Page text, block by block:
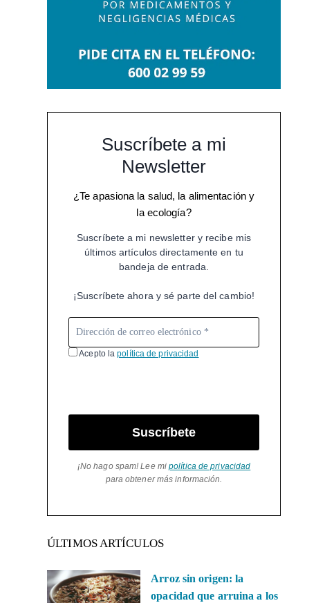
Suscríbete a mi
Newsletter
¿Te apasiona la salud, la alimentación y
la ecología?
Suscríbete a mi newsletter y recibe mis
últimos artículos directamente en tu
bandeja de entrada.
¡Suscríbete ahora y sé parte del cambio!
Acepto lapolítica de privacidad
Suscríbete
¡No hago spam! Lee mipolítica de privacidad
para obtener más información.
ÚLTIMOS ARTÍCULOS
Arroz sin origen: la
opacidad que arruina a los